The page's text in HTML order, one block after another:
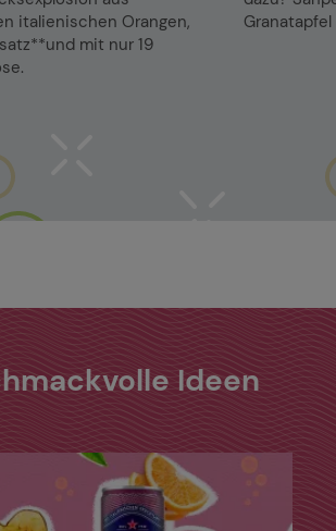
italienischen Orangen,
mit nur 19
Ideen